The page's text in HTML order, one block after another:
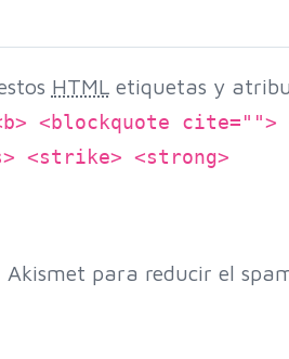
HTMLetiquetas y
<blockquote cite="">
<strike> <strong>
Akismet para reducir el